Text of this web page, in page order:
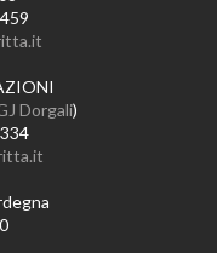
Dorgali)